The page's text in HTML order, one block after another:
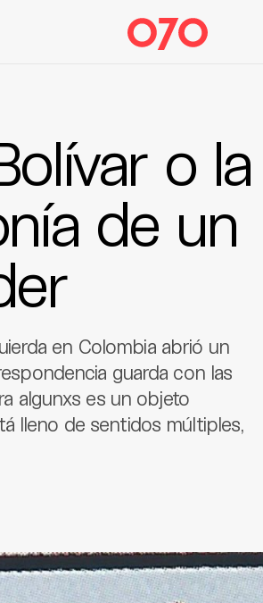
o la
de un
en Colombia abrió un
guarda con las
algunxs es un objeto
lleno de sentidos múltiples,